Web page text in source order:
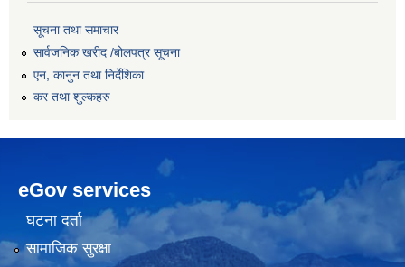
सूचना तथा समाचार
सार्वजनिक खरीद /बोलपत्र सूचना
एन, कानुन तथा निर्देशिका
कर तथा शुल्कहरु
eGov services
घटना दर्ता
सामाजिक सुरक्षा